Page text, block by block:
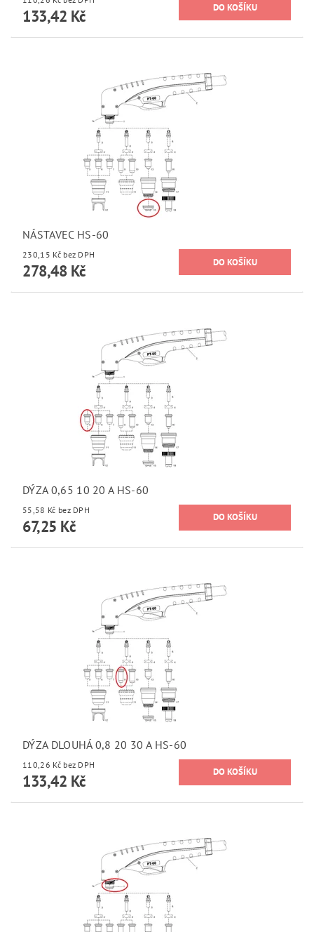
133,42 Kč
NÁSTAVEC HS-60
230,15 Kč bez DPH
278,48 Kč
DÝZA 0,65 10 20 A HS-60
55,58 Kč bez DPH
67,25 Kč
DÝZA DLOUHÁ 0,8 20 30 A HS-60
110,26 Kč bez DPH
133,42 Kč